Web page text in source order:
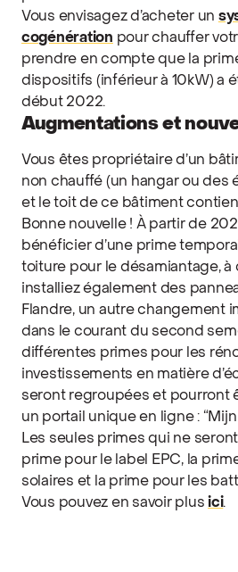
Vous envisagez d’acheter un
cogénération pour chauffer
prendre en compte que la
dispositifs (inférieur à 10kW) a
début 2022.
Augmentations et
Vous êtes propriétaire d’un
non chauffé (un hangar ou des
et le toit de ce bâtiment
Bonne nouvelle ! À partir de
bénéficier d’une prime
toiture pour le désamiantage, à
installiez également des
Flandre, un autre changement
dans le courant du second
différentes primes pour les
investissements en matière
seront regroupées et pourront
un portail unique en ligne :
Les seules primes qui ne
prime pour le label EPC, la
solaires et la prime pour les
Vous pouvez en savoir plus ici.